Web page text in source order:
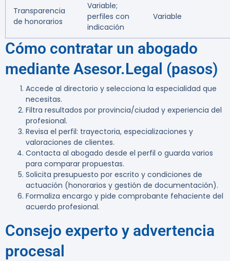
Transparencia
de honorarios
Variable;
perfiles con
indicación
Variable
Cómo contratar un abogado
mediante Asesor.Legal (pasos)
Accede al directorio y selecciona la especialidad que
necesitas.
Filtra resultados por provincia/ciudad y experiencia del
profesional.
Revisa el perfil: trayectoria, especializaciones y
valoraciones de clientes.
Contacta al abogado desde el perfil o guarda varios
para comparar propuestas.
Solicita presupuesto por escrito y condiciones de
actuación (honorarios y gestión de documentación).
Formaliza encargo y pide comprobante fehaciente del
acuerdo profesional.
Consejo experto y advertencia
procesal